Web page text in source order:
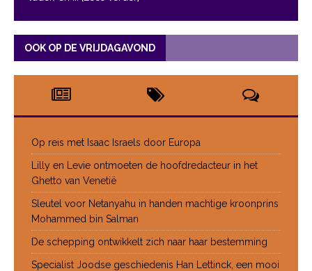
OOK OP DE VRIJDAGAVOND
Op reis met Isaac Israels door Europa
Lilly en Levie ontmoeten de hoofdredacteur in het
Ghetto van Venetië
Sleutel voor Netanyahu in handen machtige kroonprins
Mohammed bin Salman
De schepping ontwikkelt zich naar haar bestemming
Specialist Joodse geschiedenis Han Lettinck, een mooi